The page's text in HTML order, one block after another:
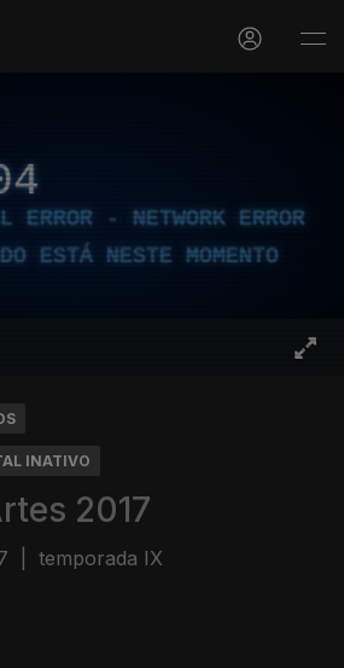
ERROR - NETWORK ERROR
ESTÁ NESTE MOMENTO
INATIVO
2017
temporada IX